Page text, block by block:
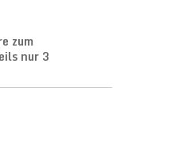
zum
nur 3